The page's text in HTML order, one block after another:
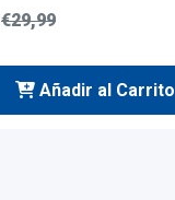
€29,99
Añadir al Carrito